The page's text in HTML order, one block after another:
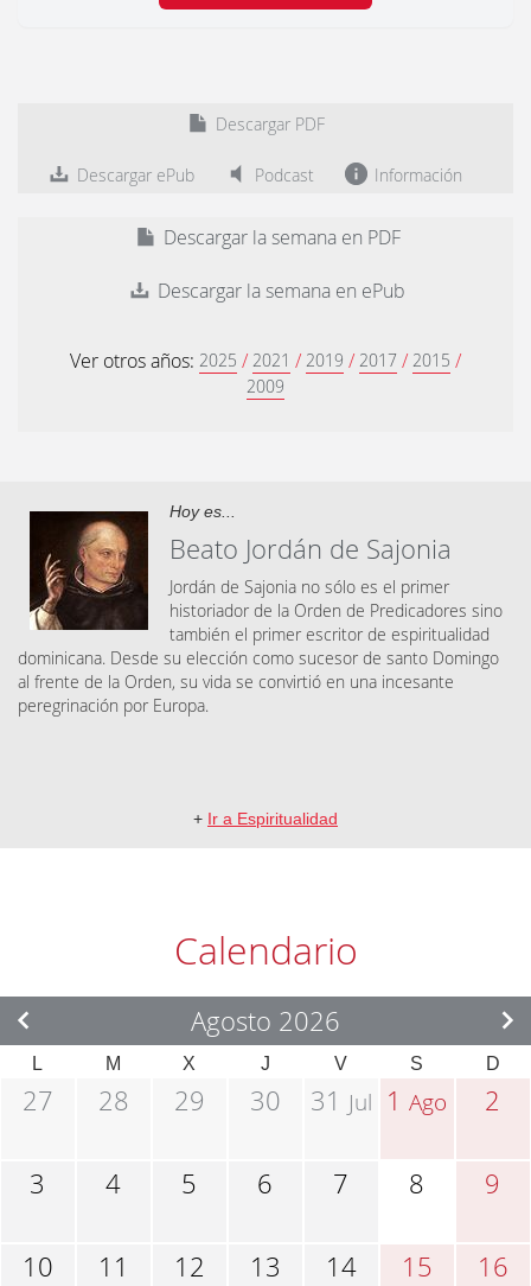
Descargar PDF
Descargar ePub Podcast Información
Descargar la semana en PDF
Descargar la semana en ePub
Ver otros años: 2025 / 2021 / 2019 / 2017 / 2015 /
2009
Hoy es...
Beato Jordán de Sajonia
Jordán de Sajonia no sólo es el primer
historiador de la Orden de Predicadores sino
también el primer escritor de espiritualidad
dominicana. Desde su elección como sucesor de santo Domingo
al frente de la Orden, su vida se convirtió en una incesante
peregrinación por Europa.
+ Ir a Espiritualidad
Calendario
Agosto 2026
L M X J V S D
27 28 29 30 31 Jul 1Ago 2
3 4 5 6 7 8 9
10 11 12 13 14 15 16